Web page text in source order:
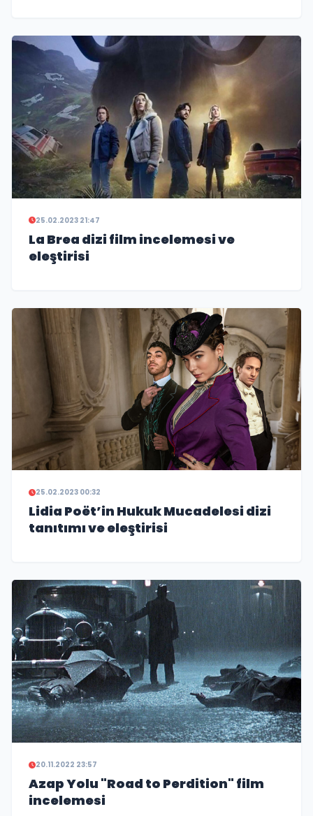
25.02.2023 21:47
La Brea dizi film incelemesi ve
eleştirisi
25.02.2023 00:32
Lidia Poët’in Hukuk Mucadelesi dizi
tanıtımı ve eleştirisi
20.11.2022 23:57
Azap Yolu "Road to Perdition" film
incelemesi